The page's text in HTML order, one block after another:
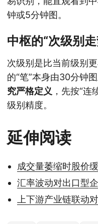
钟或5分钟图。
中枢的“次级别
次级别是比当前级别
的“笔”本身由30分钟
究严格定义 ，先按“
级别精度。
延伸阅读
成交量萎缩时股价
汇率波动对出口型
上下游产业链联动